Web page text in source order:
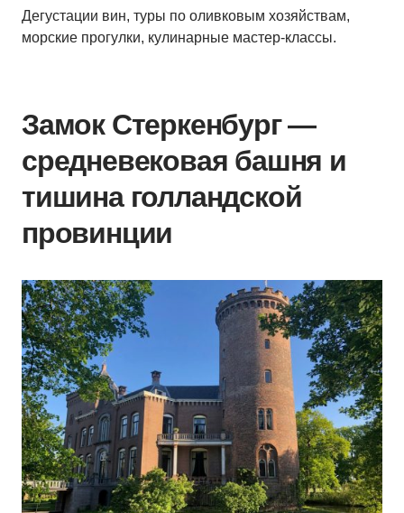
Дегустации вин, туры по оливковым хозяйствам,
морские прогулки, кулинарные мастер-классы.
Замок Стеркенбург —
средневековая башня и
тишина голландской
провинции